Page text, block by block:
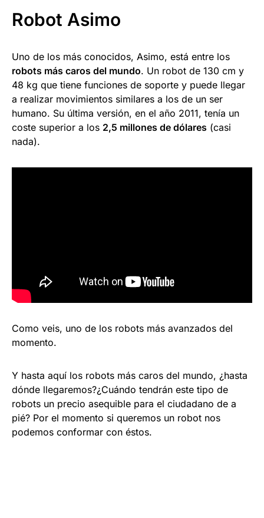
Robot Asimo
Uno de los más conocidos, Asimo, está entre los
robots más caros del mundo. Un robot de 130 cm y
48 kg que tiene funciones de soporte y puede llegar
a realizar movimientos similares a los de un ser
humano. Su última versión, en el año 2011, tenía un
coste superior a los 2,5 millones de dólares (casi
nada).
Como veis, uno de los robots más avanzados del
momento.
Y hasta aquí los robots más caros del mundo, ¿hasta
dónde llegaremos?¿Cuándo tendrán este tipo de
robots un precio asequible para el ciudadano de a
pié? Por el momento si queremos un robot nos
podemos conformar con éstos.